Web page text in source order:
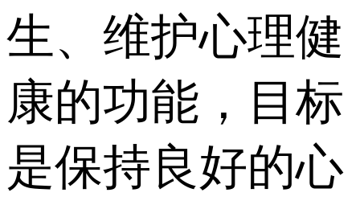
生、维护心理健
康的功能，目标
是保持良好的心